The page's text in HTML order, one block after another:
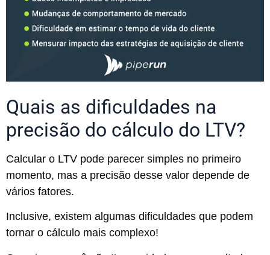
Quais as dificuldades na
precisão do cálculo do LTV?
Calcular o LTV pode parecer simples no primeiro
momento, mas a precisão desse valor depende de
vários fatores.
Inclusive, existem algumas dificuldades que podem
tornar o cálculo mais complexo!